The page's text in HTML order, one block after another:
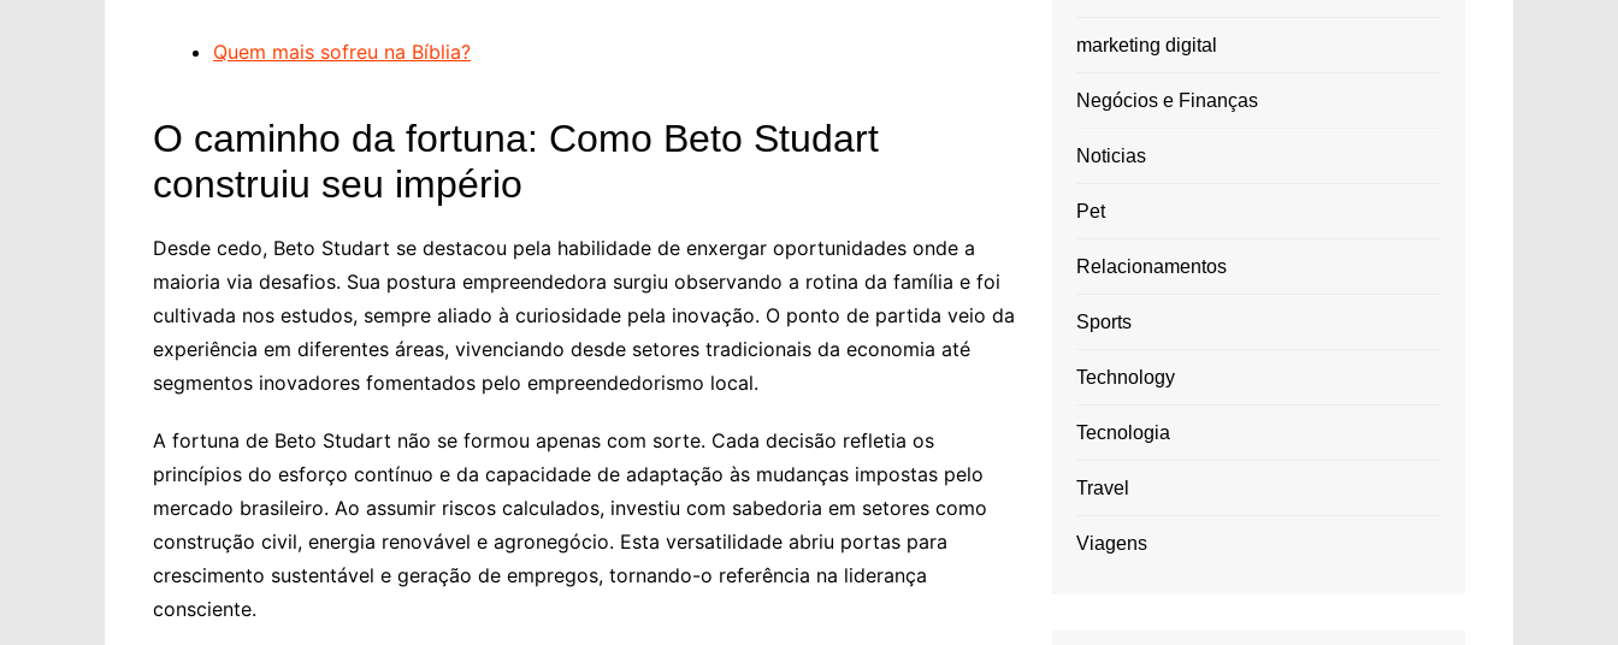
Quem mais sofreu na Bíblia?
O caminho da fortuna: Como Beto Studart
construiu seu império
Desde cedo, Beto Studart se destacou pela habilidade de enxergar oportunidades onde a
maioria via desafios. Sua postura empreendedora surgiu observando a rotina da família e foi
cultivada nos estudos, sempre aliado à curiosidade pela inovação. O ponto de partida veio da
experiência em diferentes áreas, vivenciando desde setores tradicionais da economia até
segmentos inovadores fomentados pelo empreendedorismo local.
A fortuna de Beto Studart não se formou apenas com sorte. Cada decisão refletia os
princípios do esforço contínuo e da capacidade de adaptação às mudanças impostas pelo
mercado brasileiro. Ao assumir riscos calculados, investiu com sabedoria em setores como
construção civil, energia renovável e agronegócio. Esta versatilidade abriu portas para
crescimento sustentável e geração de empregos, tornando-o referência na liderança
consciente.
marketing digital
Negócios e Finanças
Noticias
Pet
Relacionamentos
Sports
Technology
Tecnologia
Travel
Viagens